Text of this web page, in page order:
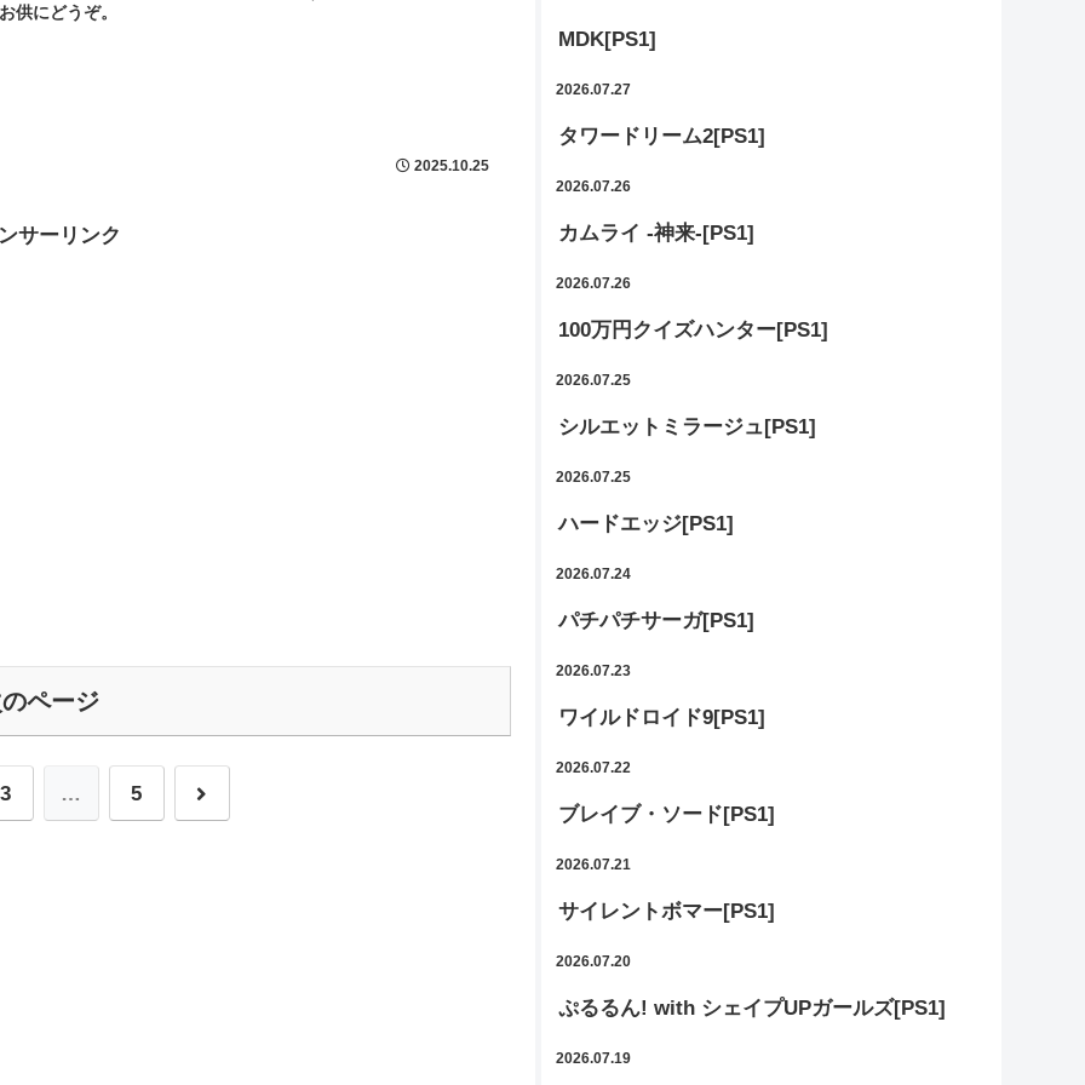
供にどうぞ。
2025.10.25
サーリンク
ページ
3 … 5 次
MDK[PS1]
2026.07.27
タワードリーム2[PS1]
2026.07.26
カムライ -神来-[PS1]
2026.07.26
100万円クイズハンター[PS1]
2026.07.25
シルエットミラージュ[PS1]
2026.07.25
ハードエッジ[PS1]
2026.07.24
パチパチサーガ[PS1]
2026.07.23
ワイルドロイド9[PS1]
2026.07.22
ブレイブ・ソード[PS1]
2026.07.21
サイレントボマー[PS1]
2026.07.20
ぷるるん! with シェイプUPガールズ[PS1]
2026.07.19